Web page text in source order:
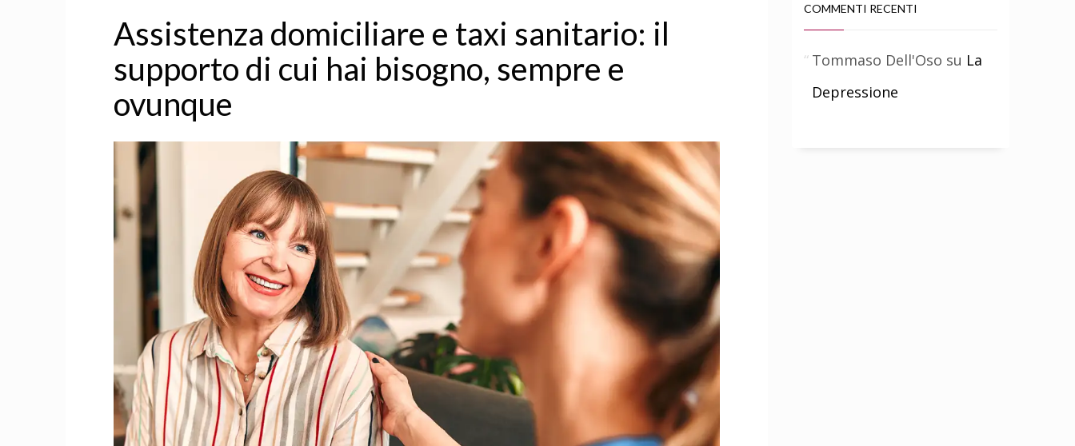
Assistenza domiciliare e taxi sanitario: il
supporto di cui hai bisogno, sempre e
ovunque
COMMENTI RECENTI
Tommaso Dell'Oso su La
Depressione